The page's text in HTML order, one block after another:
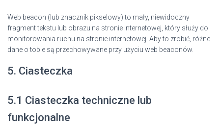
Web beacon (lub znacznik pikselowy) to mały, niewidoczny
fragment tekstu lub obrazu na stronie internetowej, który służy do
monitorowania ruchu na stronie internetowej. Aby to zrobić, różne
dane o tobie są przechowywane przy użyciu web beaconów.
5. Ciasteczka
5.1 Ciasteczka techniczne lub
funkcjonalne